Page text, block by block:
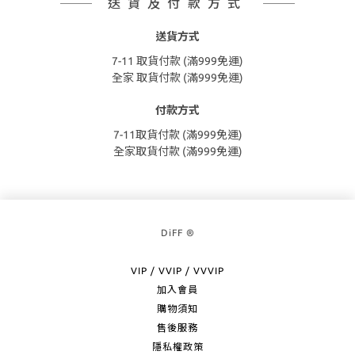
送貨及付款方式
送貨方式
7-11 取貨付款 (滿999免運)
全家 取貨付款 (滿999免運)
付款方式
7-11取貨付款 (滿999免運)
全家取貨付款 (滿999免運)
DiFF ®
VIP / VVIP / VVVIP
加入會員
購物須知
售後服務
隱私權政策